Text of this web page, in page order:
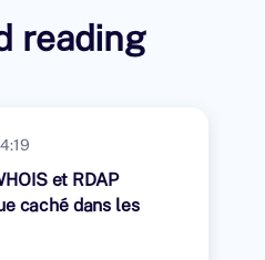
reading
et RDAP
caché dans les